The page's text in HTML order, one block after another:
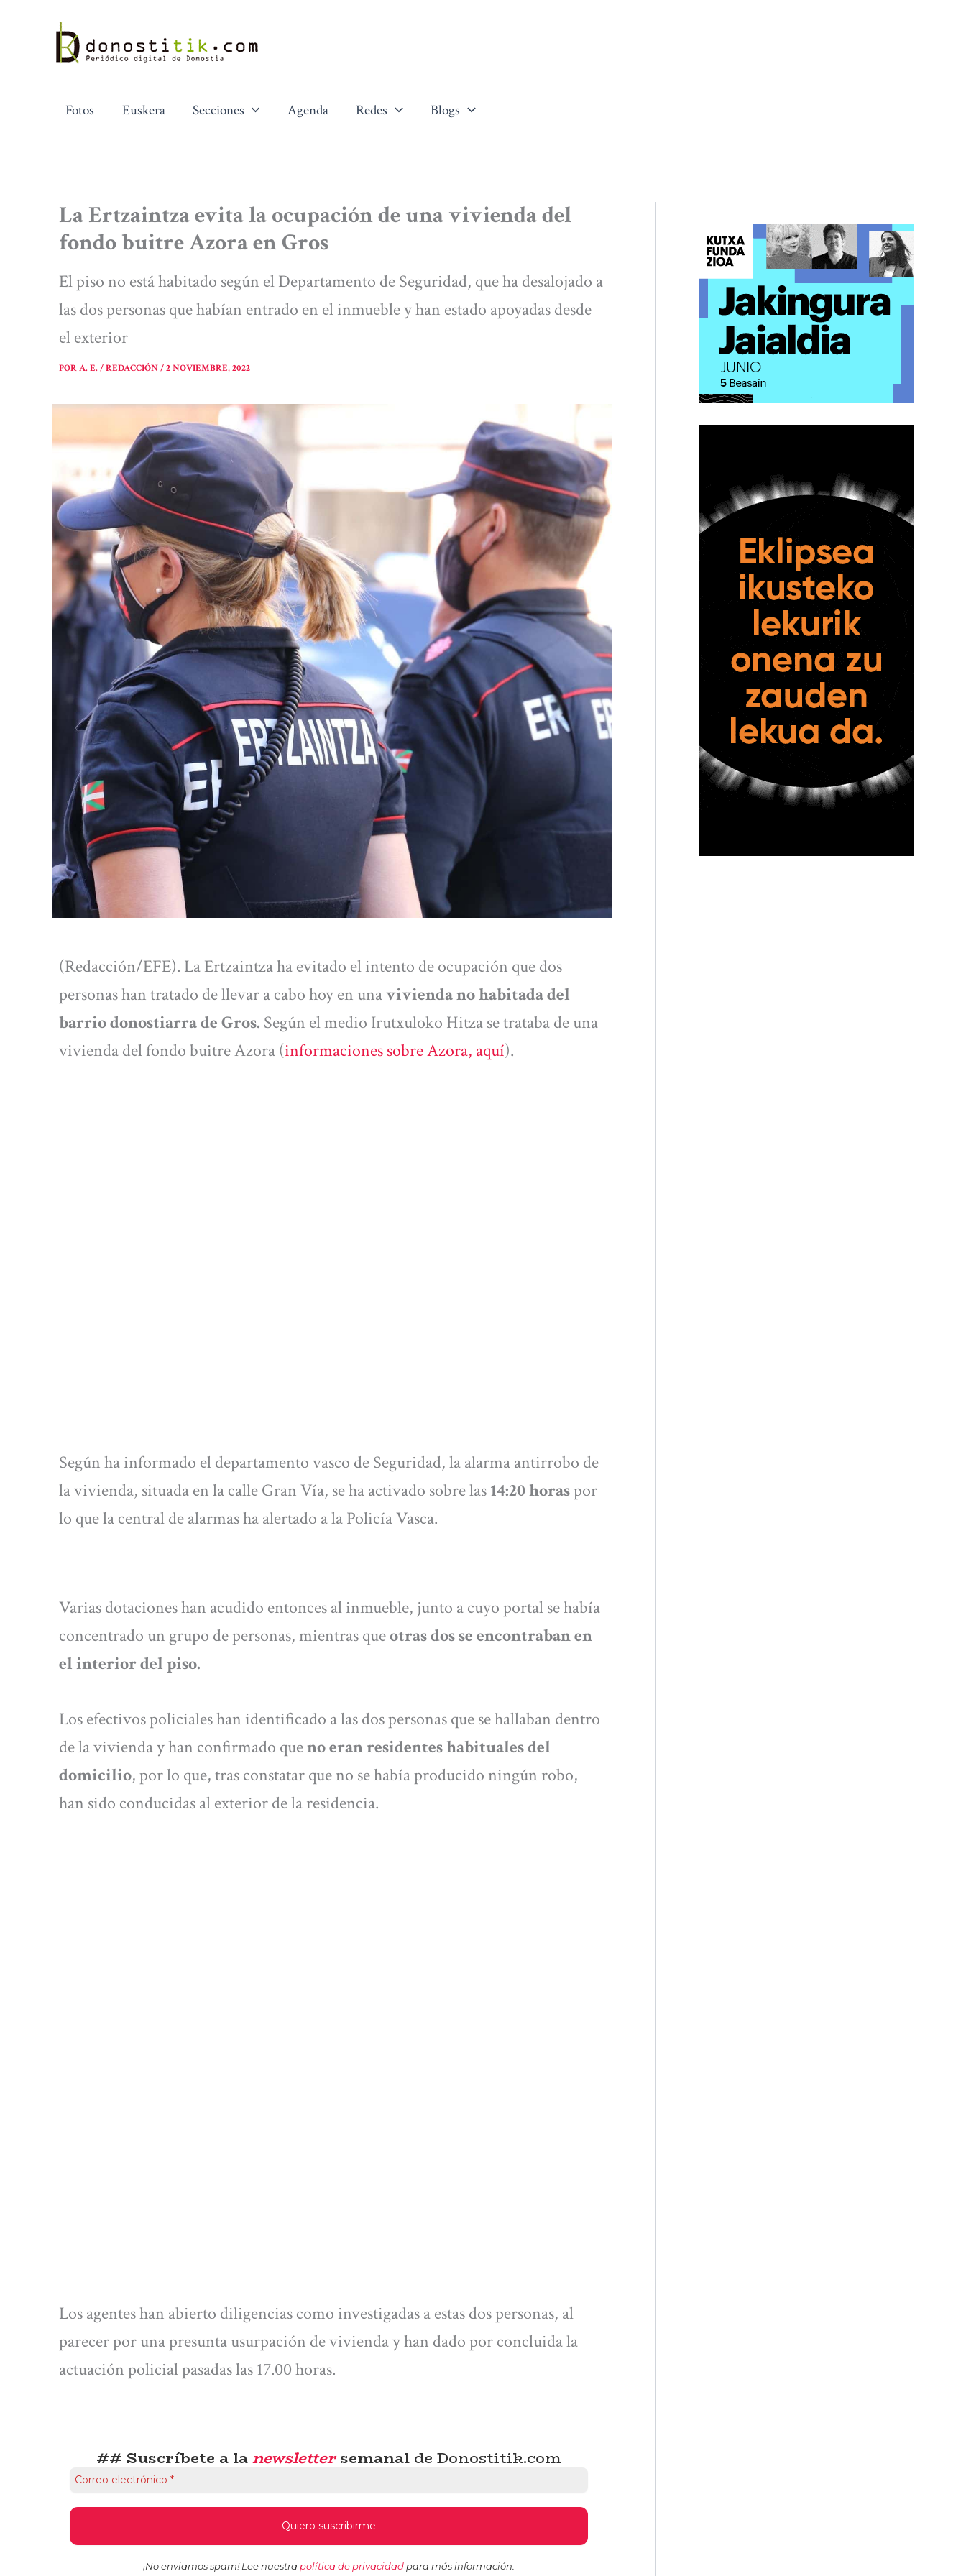
contenido
Fotos Euskera Secciones Agenda Redes Blogs
La Ertzaintza evita la ocupación de una vivienda del
fondo buitre Azora en Gros
El piso no está habitado según el Departamento de Seguridad, que ha desalojado a
las dos personas que habían entrado en el inmueble y han estado apoyadas desde
el exterior
PORA. E. / REDACCIÓN/2 NOVIEMBRE, 2022
(Redacción/EFE). La Ertzaintza ha evitado el intento de ocupación que dos
personas han tratado de llevar a cabo hoy en unavivienda no habitada del
barrio donostiarra de Gros. Según el medio Irutxuloko Hitza se trataba de una
vivienda del fondo buitre Azora (informaciones sobre Azora, aquí).
Según ha informado el departamento vasco de Seguridad, la alarma antirrobo de
la vivienda, situada en la calle Gran Vía, se ha activado sobre las14:20 horaspor
lo que la central de alarmas ha alertado a la Policía Vasca.
Varias dotaciones han acudido entonces al inmueble, junto a cuyo portal se había
concentrado un grupo de personas, mientras queotras dos se encontraban en
el interior del piso.
Los efectivos policiales han identificado a las dos personas que se hallaban dentro
de la vivienda y han confirmado queno eran residentes habituales del
domicilio, por lo que, tras constatar que no se había producido ningún robo,
han sido conducidas al exterior de la residencia.
Los agentes han abierto diligencias como investigadas a estas dos personas, al
parecer por una presunta usurpación de vivienda y han dado por concluida la
actuación policial pasadas las 17.00 horas.
## Suscríbete a lanewslettersemanal de Donostitik.com
¡No enviamos spam! Lee nuestrapolítica de privacidadpara más información.